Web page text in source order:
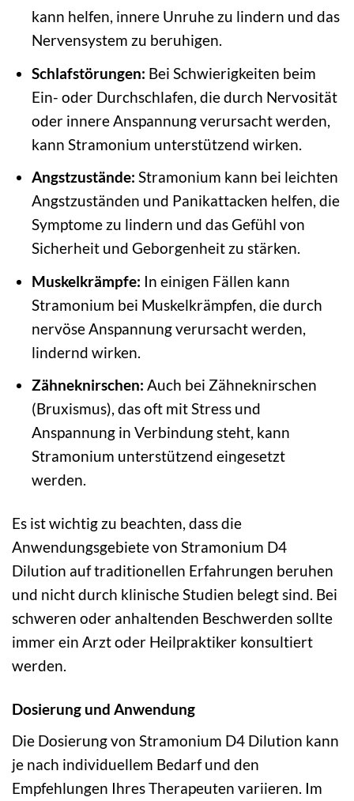
kann helfen, innere Unruhe zu lindern und das
Nervensystem zu beruhigen.
Schlafstörungen: Bei Schwierigkeiten beim
Ein- oder Durchschlafen, die durch Nervosität
oder innere Anspannung verursacht werden,
kann Stramonium unterstützend wirken.
Angstzustände: Stramonium kann bei leichten
Angstzuständen und Panikattacken helfen, die
Symptome zu lindern und das Gefühl von
Sicherheit und Geborgenheit zu stärken.
Muskelkrämpfe: In einigen Fällen kann
Stramonium bei Muskelkrämpfen, die durch
nervöse Anspannung verursacht werden,
lindernd wirken.
Zähneknirschen: Auch bei Zähneknirschen
(Bruxismus), das oft mit Stress und
Anspannung in Verbindung steht, kann
Stramonium unterstützend eingesetzt
werden.
Es ist wichtig zu beachten, dass die
Anwendungsgebiete von Stramonium D4
Dilution auf traditionellen Erfahrungen beruhen
und nicht durch klinische Studien belegt sind. Bei
schweren oder anhaltenden Beschwerden sollte
immer ein Arzt oder Heilpraktiker konsultiert
werden.
Dosierung und Anwendung
Die Dosierung von Stramonium D4 Dilution kann
je nach individuellem Bedarf und den
Empfehlungen Ihres Therapeuten variieren. Im